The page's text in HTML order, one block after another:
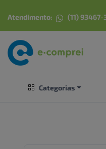
Atendimento: (11) 93467-
Categorias